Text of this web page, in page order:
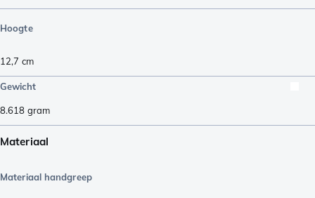
Hoogte
12,7 cm
Gewicht
8.618 gram
Materiaal
Materiaal handgreep